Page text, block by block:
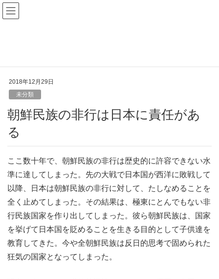
2018年12月29日
未分類
朝鮮民族の非行は日本に責任があ
る
ここ数十年で、朝鮮民族の非行は歴史的に許容できない水
準に達してしまった。先の大戦で日本国が西洋に敗戦して
以降、日本は朝鮮民族の非行に対して、たしなめることを
全く止めてしまった。その結果は、極東にとんでもない非
行民族国家を作り出してしまった。彼ら朝鮮民族は、国家
を挙げて日本国を貶めることを生きる目的として子供達を
教育してきた。今や全朝鮮民族は反日的思考で固められた
狂気の国家となってしまった。